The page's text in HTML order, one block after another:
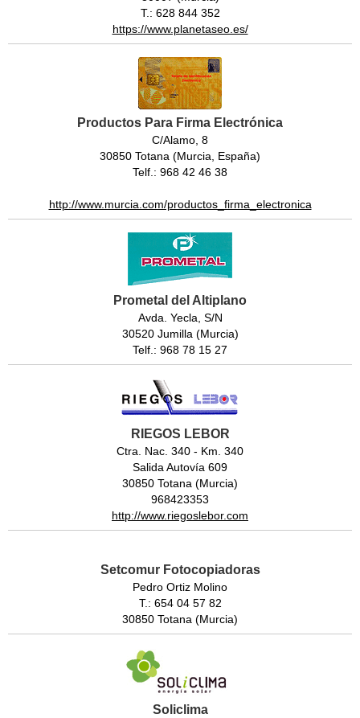
T.: 628 844 352
https://www.planetaseo.es/
Productos Para Firma Electrónica
C/Alamo, 8
30850 Totana (Murcia, España)
Telf.: 968 42 46 38
http://www.murcia.com/productos_firma_electronica
Prometal del Altiplano
Avda. Yecla, S/N
30520 Jumilla (Murcia)
Telf.: 968 78 15 27
RIEGOS LEBOR
Ctra. Nac. 340 - Km. 340
Salida Autovía 609
30850 Totana (Murcia)
968423353
http://www.riegoslebor.com
Setcomur Fotocopiadoras
Pedro Ortiz Molino
T.: 654 04 57 82
30850 Totana (Murcia)
Soliclima